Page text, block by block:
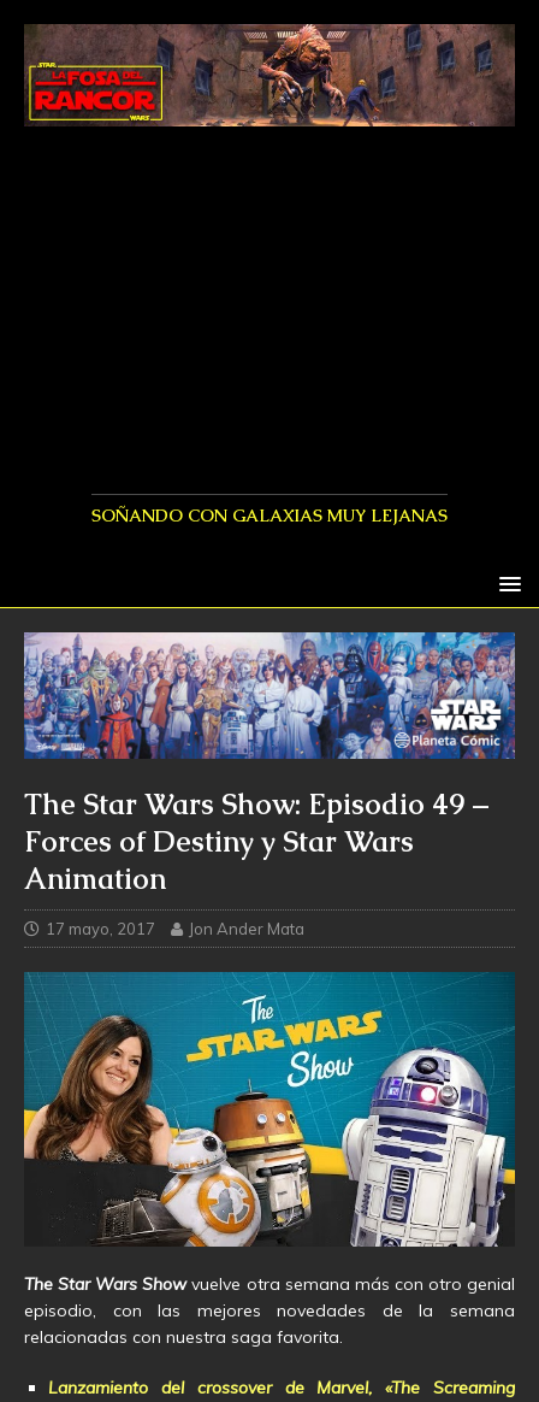
SOÑANDO CON GALAXIAS MUY LEJANAS
The Star Wars Show: Episodio 49 –
Forces of Destiny y Star Wars
Animation
17 mayo, 2017 Jon Ander Mata
The Star Wars Showvuelve otra semana más con otro genial
episodio, con las mejores novedades de la semana
relacionadas con nuestra saga favorita.
Lanzamiento del crossover de Marvel, «The Screaming